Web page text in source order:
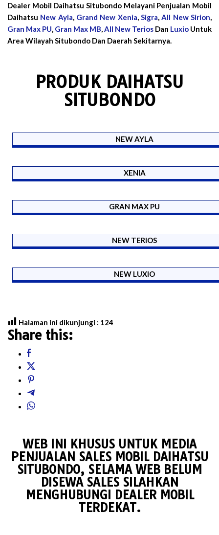
Dealer Mobil Daihatsu Situbondo Melayani Penjualan Mobil
Daihatsu New Ayla Grand New Xenia Sigra All New Sirion
Gran Max PU Gran Max MB All New Terios Dan Luxio Untuk
Area Wilayah Situbondo Dan Daerah Sekitarnya.
PRODUK DAIHATSU
SITUBONDO
NEW AYLA
XENIA
GRAN MAX PU
NEW TERIOS
NEW LUXIO
Halaman ini dikunjungi : 124
Share this:
WEB INI KHUSUS UNTUK MEDIA
PENJUALAN SALES MOBIL DAIHATSU
SITUBONDO, SELAMA WEB BELUM
DISEWA SALES SILAHKAN
MENGHUBUNGI DEALER MOBIL
TERDEKAT.